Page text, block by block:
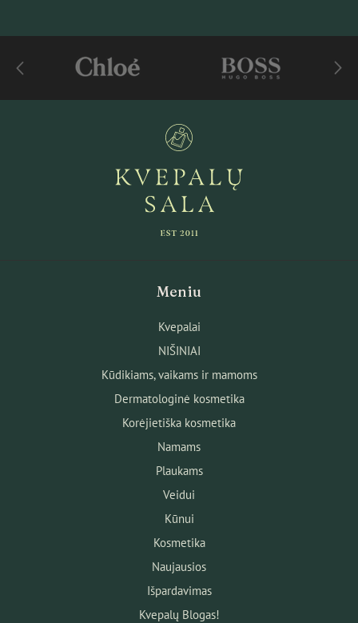
Meniu
Kvepalai
NIŠINIAI
Kūdikiams, vaikams ir mamoms
Dermatologinė kosmetika
Korėjietiška kosmetika
Namams
Plaukams
Veidui
Kūnui
Kosmetika
Naujausios
Išpardavimas
Kvepalų Blogas!